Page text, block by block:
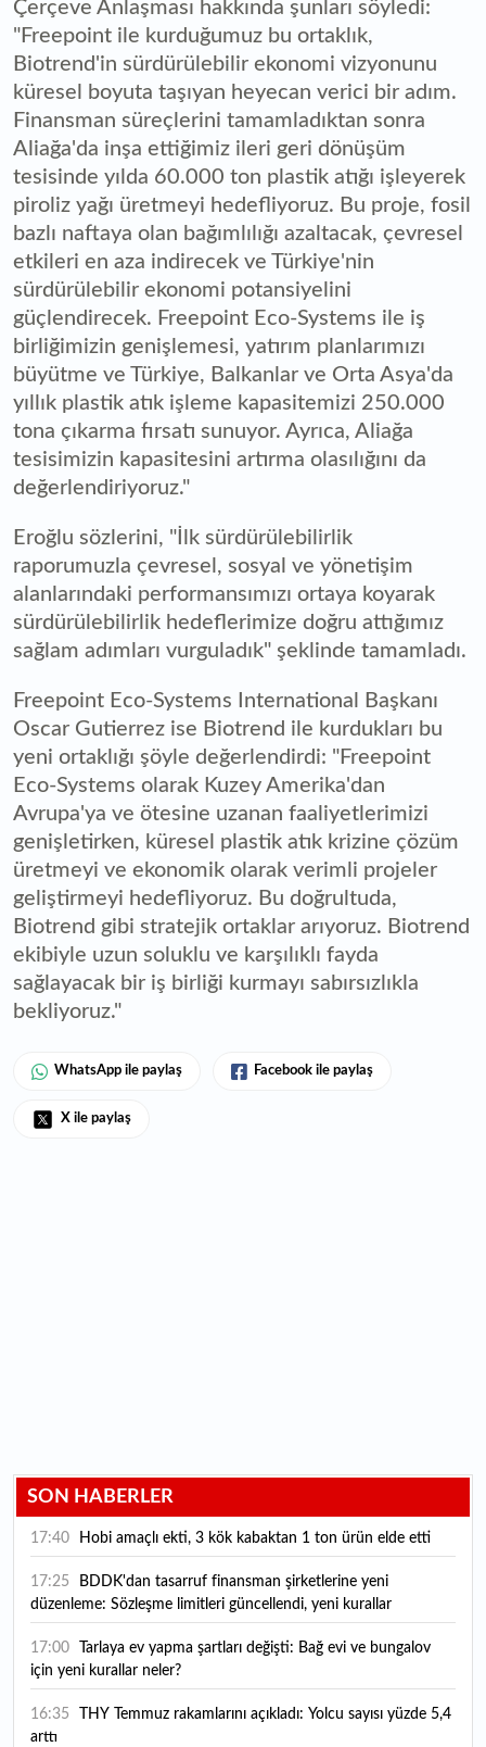
Çerçeve Anlaşması hakkında şunları söyledi:
"Freepoint ile kurduğumuz bu ortaklık,
Biotrend'in sürdürülebilir ekonomi vizyonunu
küresel boyuta taşıyan heyecan verici bir adım.
Finansman süreçlerini tamamladıktan sonra
Aliağa'da inşa ettiğimiz ileri geri dönüşüm
tesisinde yılda 60.000 ton plastik atığı işleyerek
piroliz yağı üretmeyi hedefliyoruz. Bu proje, fosil
bazlı naftaya olan bağımlılığı azaltacak, çevresel
etkileri en aza indirecek ve Türkiye'nin
sürdürülebilir ekonomi potansiyelini
güçlendirecek. Freepoint Eco-Systems ile iş
birliğimizin genişlemesi, yatırım planlarımızı
büyütme ve Türkiye, Balkanlar ve Orta Asya'da
yıllık plastik atık işleme kapasitemizi 250.000
tona çıkarma fırsatı sunuyor. Ayrıca, Aliağa
tesisimizin kapasitesini artırma olasılığını da
değerlendiriyoruz."
Eroğlu sözlerini, "İlk sürdürülebilirlik
raporumuzla çevresel, sosyal ve yönetişim
alanlarındaki performansımızı ortaya koyarak
sürdürülebilirlik hedeflerimize doğru attığımız
sağlam adımları vurguladık" şeklinde tamamladı.
Freepoint Eco-Systems International Başkanı
Oscar Gutierrez ise Biotrend ile kurdukları bu
yeni ortaklığı şöyle değerlendirdi: "Freepoint
Eco-Systems olarak Kuzey Amerika'dan
Avrupa'ya ve ötesine uzanan faaliyetlerimizi
genişletirken, küresel plastik atık krizine çözüm
üretmeyi ve ekonomik olarak verimli projeler
geliştirmeyi hedefliyoruz. Bu doğrultuda,
Biotrend gibi stratejik ortaklar arıyoruz. Biotrend
ekibiyle uzun soluklu ve karşılıklı fayda
sağlayacak bir iş birliği kurmayı sabırsızlıkla
bekliyoruz."
WhatsApp ile paylaş Facebook ile paylaş
X ile paylaş
SON HABERLER
17:40 Hobi amaçlı ekti, 3 kök kabaktan 1 ton ürün elde etti
17:25
düzenleme: Sözleşme limitleri güncellendi, yeni kurallar
yürürlüğe girdi
17:00
için yeni kurallar neler?
16:35
arttı